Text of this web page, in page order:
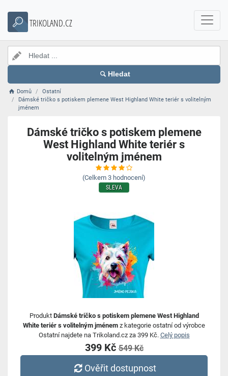
TRIKOLAND.CZ
Hledat
Domů
Ostatní
Dámské tričko s potiskem plemene West Highland White teriér s volitelným
jménem
Dámské tričko s potiskem plemene
West Highland White teriér s
volitelným jménem
(Celkem 3 hodnocení)
SLEVA
Produkt Dámské tričko s potiskem plemene West Highland
White teriér s volitelným jménem z kategorie ostatní od výrobce
Ostatní najdete na Trikoland.cz za 399 Kč. Celý popis
399 Kč549 Kč
Ověřit dostupnost